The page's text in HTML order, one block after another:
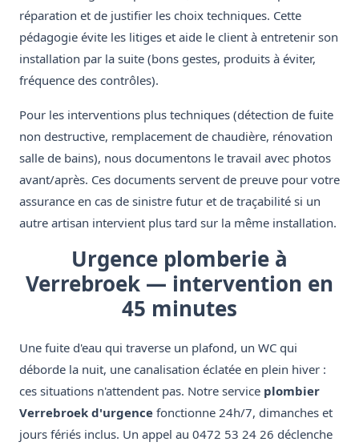
réparation et de justifier les choix techniques. Cette
pédagogie évite les litiges et aide le client à entretenir son
installation par la suite (bons gestes, produits à éviter,
fréquence des contrôles).
Pour les interventions plus techniques (détection de fuite
non destructive, remplacement de chaudière, rénovation
salle de bains), nous documentons le travail avec photos
avant/après. Ces documents servent de preuve pour votre
assurance en cas de sinistre futur et de traçabilité si un
autre artisan intervient plus tard sur la même installation.
Urgence plomberie à
Verrebroek — intervention en
45 minutes
Une fuite d'eau qui traverse un plafond, un WC qui
déborde la nuit, une canalisation éclatée en plein hiver :
ces situations n'attendent pas. Notre service plombier
Verrebroek d'urgence fonctionne 24h/7, dimanches et
jours fériés inclus. Un appel au 0472 53 24 26 déclenche